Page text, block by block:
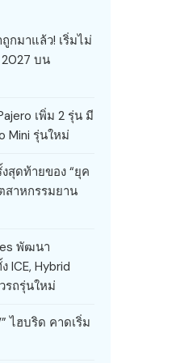
กมาแล้ว! เริ่มไม่
2027 บน
เพิ่ม 2 รุ่น มี
Mini รุ่นใหม่
สุดท้ายของ “ยุค
สาหกรรมยาน
พัฒนา
ICE, Hybrid
รถรุ่นใหม่
ไฮบริด คาดเริ่ม